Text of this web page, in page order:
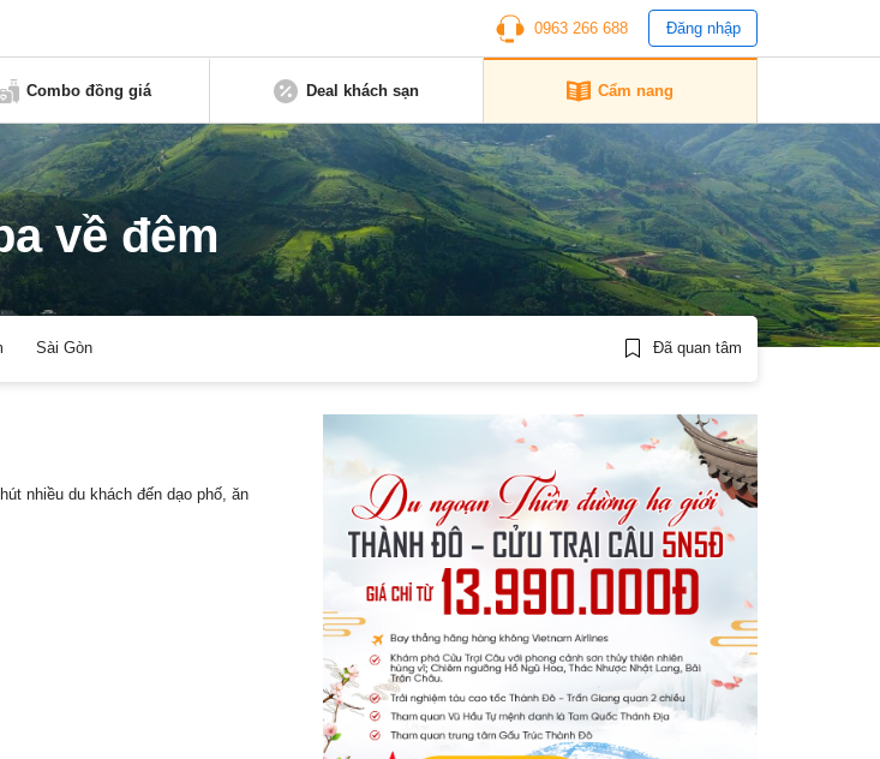
0963 266 688 Đăng nhập
Combo đồng giá Deal khách sạn Cẩm nang
về đêm
Sài Gòn Đã quan tâm
nhiều du khách đến dạo phố, ăn